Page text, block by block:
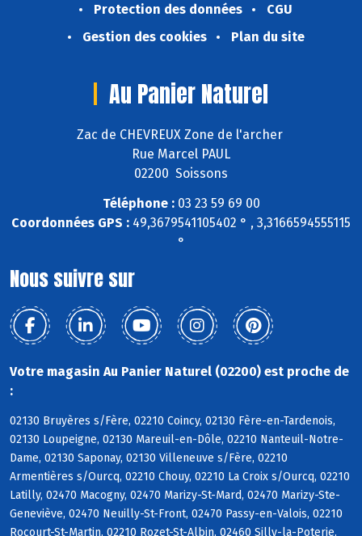
Protection des données
CGU
Gestion des cookies
Plan du site
Au Panier Naturel
Zac de CHEVREUX Zone de l'archer
Rue Marcel PAUL
02200 Soissons
Téléphone :03 23 59 69 00
Coordonnées GPS : 49,3679541105402 ° , 3,3166594555115
°
Nous suivre sur
Votre magasin Au Panier Naturel (02200) est proche de
:
02130 Bruyères s/Fère, 02210 Coincy, 02130 Fère-en-Tardenois,
02130 Loupeigne, 02130 Mareuil-en-Dôle, 02210 Nanteuil-Notre-
Dame, 02130 Saponay, 02130 Villeneuve s/Fère, 02210
Armentières s/Ourcq, 02210 Chouy, 02210 La Croix s/Ourcq, 02210
Latilly, 02470 Macogny, 02470 Marizy-St-Mard, 02470 Marizy-Ste-
Geneviève, 02470 Neuilly-St-Front, 02470 Passy-en-Valois, 02210
Rocourt-St-Martin, 02210 Rozet-St-Albin, 02460 Silly-la-Poterie,